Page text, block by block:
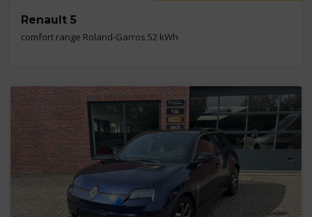
Renault 5
comfort range Roland-Garros 52 kWh
Bouwjaar
2026
Brandstof
Elektrisch